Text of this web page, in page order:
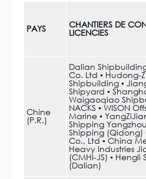
PAYS
CHANTIERS DE
LICENCIES
Chine
(P.R.)
Dalian
Co. Ltd ▪ Hudong-
Shipbuilding ▪
Shipyard ▪
Waigaoqiao
NACKS ▪ WISON
Marine ▪
Shipping
Shipping (Qidong)
Co., Ltd ▪ China
Heavy Industries
(CMHI-JS) ▪
(Dalian)